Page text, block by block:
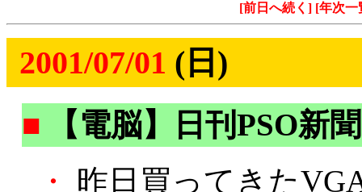
[前日へ続く] [年次一
2001/07/01 (日)
■
【電脳】日刊PSO新聞
・
昨日買ってきた